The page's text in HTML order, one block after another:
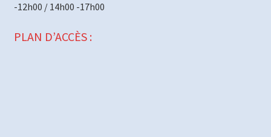
-12h00 / 14h00 -17h00
PLAN D’ACCÈS :